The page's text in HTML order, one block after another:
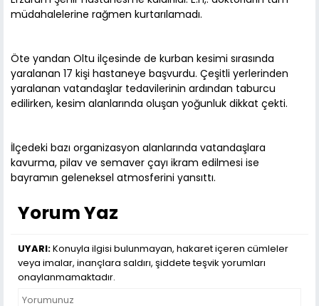
müdahalelerine rağmen kurtarılamadı.
Öte yandan Oltu ilçesinde de kurban kesimi sırasında
yaralanan 17 kişi hastaneye başvurdu. Çeşitli yerlerinden
yaralanan vatandaşlar tedavilerinin ardından taburcu
edilirken, kesim alanlarında oluşan yoğunluk dikkat çekti.
İlçedeki bazı organizasyon alanlarında vatandaşlara
kavurma, pilav ve semaver çayı ikram edilmesi ise
bayramın geleneksel atmosferini yansıttı.
Yorum Yaz
UYARI:Konuyla ilgisi bulunmayan, hakaret içeren cümleler
veya imalar, inançlara saldırı, şiddete teşvik yorumları
onaylanmamaktadır.